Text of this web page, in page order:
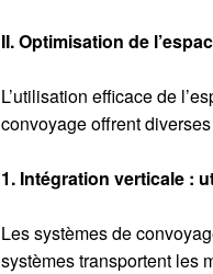
II. Optimisation de
L’utilisation efficace de
convoyage offrent
1. Intégration verticale :
Les systèmes de
systèmes transportent les